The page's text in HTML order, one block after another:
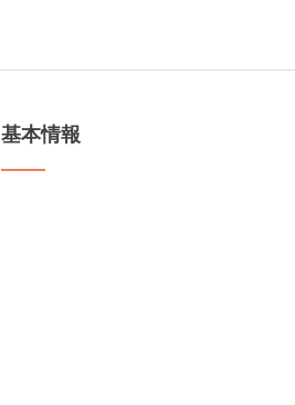
基本情報